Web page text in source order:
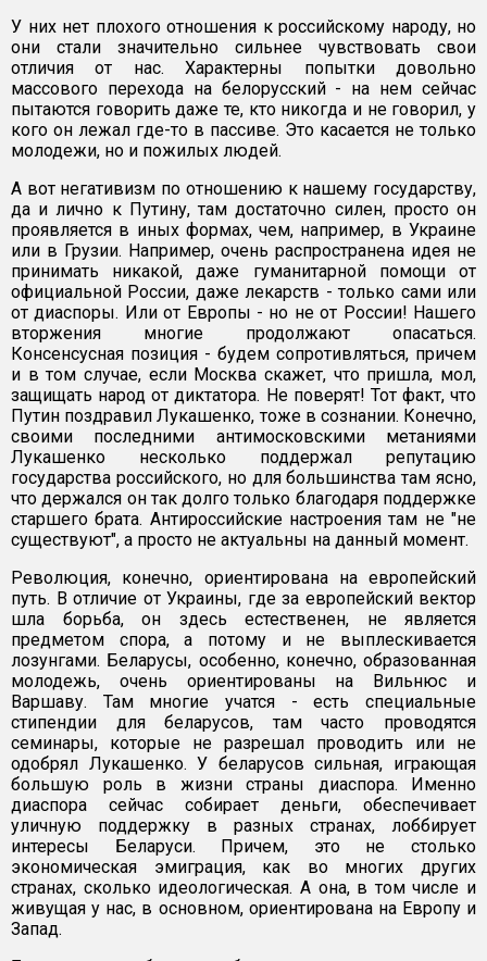
У них нет плохого отношения к российскому народу, но
они стали значительно сильнее чувствовать свои
отличия от нас. Характерны попытки довольно
массового перехода на белорусский - на нем сейчас
пытаются говорить даже те, кто никогда и не говорил, у
кого он лежал где-то в пассиве. Это касается не только
молодежи, но и пожилых людей.
А вот негативизм по отношению к нашему государству,
да и лично к Путину, там достаточно силен, просто он
проявляется в иных формах, чем, например, в Украине
или в Грузии. Например, очень распространена идея не
принимать никакой, даже гуманитарной помощи от
официальной России, даже лекарств - только сами или
от диаспоры. Или от Европы - но не от России! Нашего
вторжения многие продолжают опасаться.
Консенсусная позиция - будем сопротивляться, причем
и в том случае, если Москва скажет, что пришла, мол,
защищать народ от диктатора. Не поверят! Тот факт, что
Путин поздравил Лукашенко, тоже в сознании. Конечно,
своими последними антимосковскими метаниями
Лукашенко несколько поддержал репутацию
государства российского, но для большинства там ясно,
что держался он так долго только благодаря поддержке
старшего брата. Антироссийские настроения там не "не
существуют", а просто не актуальны на данный момент.
Революция, конечно, ориентирована на европейский
путь. В отличие от Украины, где за европейский вектор
шла борьба, он здесь естественен, не является
предметом спора, а потому и не выплескивается
лозунгами. Беларусы, особенно, конечно, образованная
молодежь, очень ориентированы на Вильнюс и
Варшаву. Там многие учатся - есть специальные
стипендии для беларусов, там часто проводятся
семинары, которые не разрешал проводить или не
одобрял Лукашенко. У беларусов сильная, играющая
большую роль в жизни страны диаспора. Именно
диаспора сейчас собирает деньги, обеспечивает
уличную поддержку в разных странах, лоббирует
интересы Беларуси. Причем, это не столько
экономическая эмиграция, как во многих других
странах, сколько идеологическая. А она, в том числе и
живущая у нас, в основном, ориентирована на Европу и
Запад.